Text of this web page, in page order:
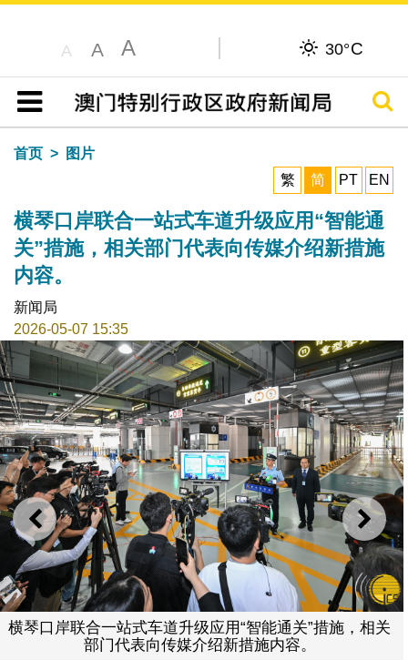
A A A 30°C
目录
搜寻
首页
图片
繁
简 PT EN
横琴口岸联合一站式车道升级应用“智能通
关”措施，相关部门代表向传媒介绍新措施
内容。
新闻局
2026-05-07 15:35
上一则 下一
横琴口岸联合一站式车道升级应用“智能通关”措施，相关
部门代表向传媒介绍新措施内容。